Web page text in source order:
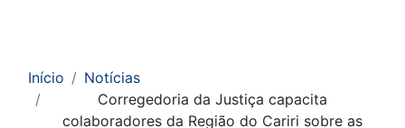
Início
Notícias
Corregedoria da Justiça capacita
colaboradores da Região do Cariri sobre as